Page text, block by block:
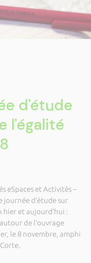
d'étude
l'égalité
eSpaces et Activités –
journée d’étude sur
hier et aujourd’hui :
de l’ouvrage
le 8 novembre, amphi